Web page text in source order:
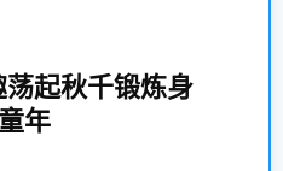
起秋千锻炼身
年